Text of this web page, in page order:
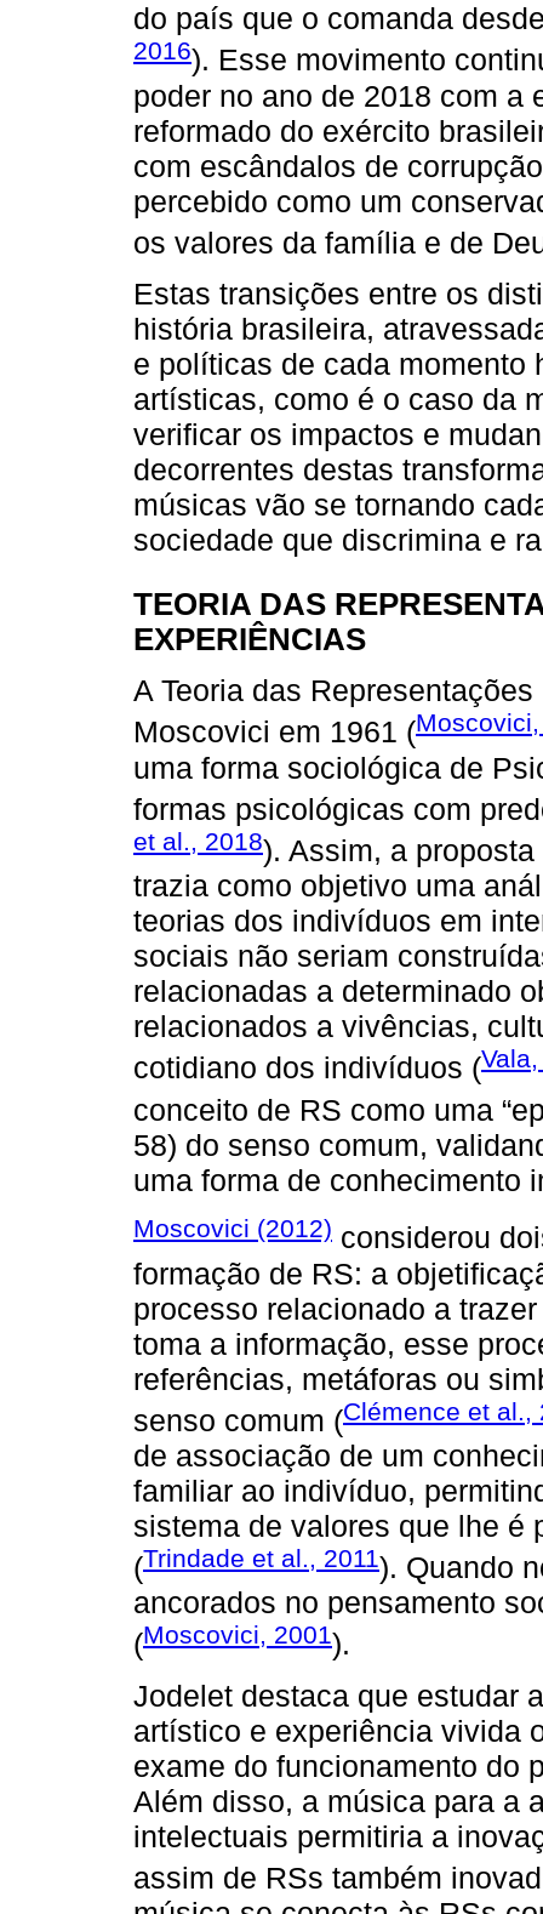
do país que o comanda
2016). Esse movimento
poder no ano de 2018 com a
reformado do exército
com escândalos de
percebido como um
os valores da família e de
Estas transições entre os
história brasileira,
e políticas de cada momento
artísticas, como é o caso da
verificar os impactos e
decorrentes destas
músicas vão se tornando
sociedade que discrimina e
TEORIA DAS
EXPERIÊNCIAS
A Teoria das
Moscovici em 1961 (
uma forma sociológica de
formas psicológicas com
et al., 2018). Assim, a
trazia como objetivo uma
teorias dos indivíduos em
sociais não seriam
relacionadas a determinado
relacionados a vivências,
cotidiano dos indivíduos (
conceito de RS como uma
58) do senso comum,
uma forma de conhecimento
Moscovici (2012) considerou
formação de RS: a
processo relacionado a
toma a informação, esse
referências, metáforas ou
senso comum (Clémence et al.,
de associação de um
familiar ao indivíduo,
sistema de valores que lhe é
(Trindade et al., 2011). Quando
ancorados no pensamento
(Moscovici, 2001).
Jodelet destaca que estudar
artístico e experiência vivida
exame do funcionamento do
Além disso, a música para a
intelectuais permitiria a
assim de RSs também